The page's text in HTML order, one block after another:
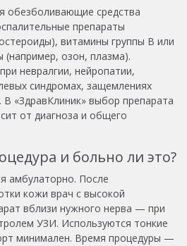
обезболивающие средства
препараты
витамины группы B или
(например, озон, плазма).
невралгии, нейропатии,
синдромах, защемлениях
В «ЗдравКлиник» выбор препарата
от диагноза и общего
и больно ли это?
амбулаторно. После
кожи врач с высокой
вблизи нужного нерва — при
УЗИ. Используются тонкие
минимален. Время процедуры —